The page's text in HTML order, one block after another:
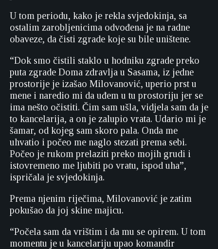
U tom periodu, kako je rekla svjedokinja, sa
ostalim zarobljenicima odvođena je na radne
obaveze, da čisti zgrade koje su bile uništene.
“Dok smo čistili staklo u hodniku zgrade preko
puta zgrade Doma zdravlja u Sasama, iz jedne
prostorije je izašao Milovanović, uperio prst u
mene i naredio mi da uđem u tu prostoriju jer se
ima nešto očistiti. Čim sam ušla, vidjela sam da je
to kancelarija, a on je zalupio vrata. Udario mi je
šamar, od kojeg sam skoro pala. Onda me
uhvatio i počeo me naglo stezati prema sebi.
Počeo je rukom prelaziti preko mojih grudi i
istovremeno me ljubiti po vratu, ispod uha”,
ispričala je svjedokinja.
Prema njenim riječima, Milovanović je zatim
pokušao da joj skine majicu.
“Počela sam da vrištim i da mu se opirem. U tom
momentu je u kancelariju upao komandir